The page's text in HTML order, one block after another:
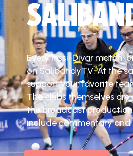
Every Inssi-Divar match,
on SalibandyTV. At the
support your favorite
The clubs themselves
the broadcast
include commentary and